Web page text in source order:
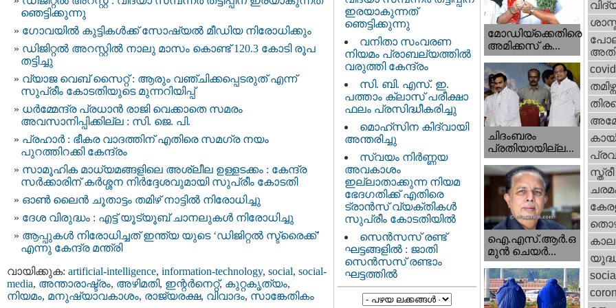
ഞെട്ടിക്കുന്നു
ഗോവയിൽ കുട്ടികൾക്ക് സോഷ്യൽ മീഡിയ നിരോധിക്കും
ഡിജിറ്റല്‍ അറസ്റ്റില്‍ നാലു മാസം കൊണ്ട് 120.3 കോടി രൂപ
തട്ടിച്ചു
വ്യാജ വെബ് സൈറ്റ് : ആരും വഞ്ചിക്കപ്പെടരുത് എന്ന്
സുപ്രീം കോടതിയുടെ മുന്നറിയിപ്പ്
ധര്‍മ്മേന്ദ്ര പ്രധാൻ രാജി വെക്കാതെ സമരം
അവസാനിപ്പിക്കില്ല : സി. ജെ. പി.
പ്രഹാർ : ഭീകര വാദത്തിന് എതിരെ സമഗ്ര നയം
പുറത്തിറക്കി കേന്ദ്രം
സാമൂഹിക മാധ്യമങ്ങളിലെ അശ്ലീല ഉള്ളടക്കം : കേന്ദ്ര
സർക്കാരിന് കർശ്ശന നിർദ്ദേശവുമായി സുപ്രീം കോടതി
ഓണ്‍ ലൈന്‍ ചൂതാട്ടം തമിഴ് നാട്ടില്‍ നിരോധിച്ചു
ദേശ വിരുദ്ധം : എട്ട് യൂട്യൂബ് ചാനലുകൾ നിരോധിച്ചു
ആപ്പുകൾ നിരോധിച്ചത് ഇന്ത്യ യുടെ ‘ഡിജിറ്റൽ സ്ട്രൈക്ക്’
എന്നു കേന്ദ്ര മന്ത്രി
വായിക്കുക: artificial-intelligence, information-technology, social, social-
media, അന്താരാഷ്ട്രം, അഴിമതി, ഇന്റര്‍നെറ്റ്‌, കുറ്റകൃത്യം,
നിയമം, മനുഷ്യാവകാശം, രാജ്യരക്ഷ, വിവാദം, സാങ്കേതികം
ഇരയാകുന്നത്‌
ഞെട്ടിക്കുന്നു
വനിതാ സംവരണ
നിയമം പ്രാബല്യത്തിൽ
വരുത്തി കേന്ദ്രം
സി. ബി. എസ്. ഇ.
പത്താം ക്ലാസ് പരീക്ഷാ
ഫലം പ്രസിദ്ധീകരിച്ചു
മൊഹ്‌സിന കിദ്വായി
അന്തരിച്ചു
സ്വയം നിർണ്ണയ
അവകാശം
ഇല്ലാതാക്കുന്ന നിയമ
ഭേദഗതിക്ക് എതിരെ
ട്രാൻസ് വ്യക്തികൾ
സുപ്രീം കോടതിയിൽ
സെന്‍സസ് രണ്ട്
ഘട്ടങ്ങളിൽ : ജാതി
സെന്‍സസ് രണ്ടാം
ഘട്ടത്തിൽ
മോഡിയ്ക്കെതിരെ
അമിക്കസ് ക...
ചിദംബരം
പ്രതിയായില്ല...
ഐ.എസ്.ആര്‍.ഒ
മുന്‍ ചെയര്‍...